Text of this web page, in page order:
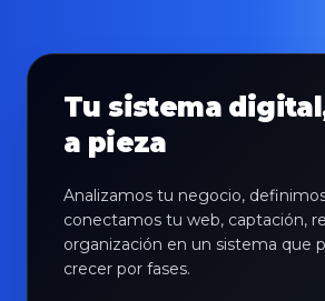
Tu sistema
a pieza
Analizamos tu negocio,
conectamos tu web, captación,
organización en un sistema que
crecer por fases.